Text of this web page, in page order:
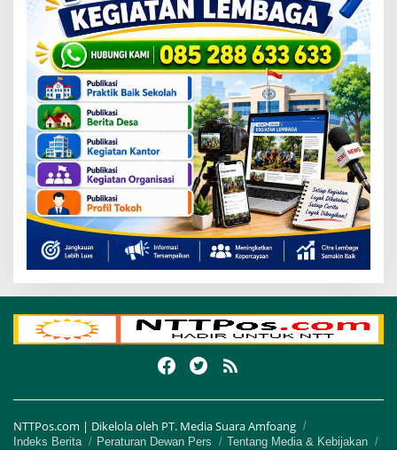
NTTPos.com | Dikelola oleh PT. Media Suara Amfoang
Indeks Berita Peraturan Dewan Pers
Tentang Media & Kebijakan